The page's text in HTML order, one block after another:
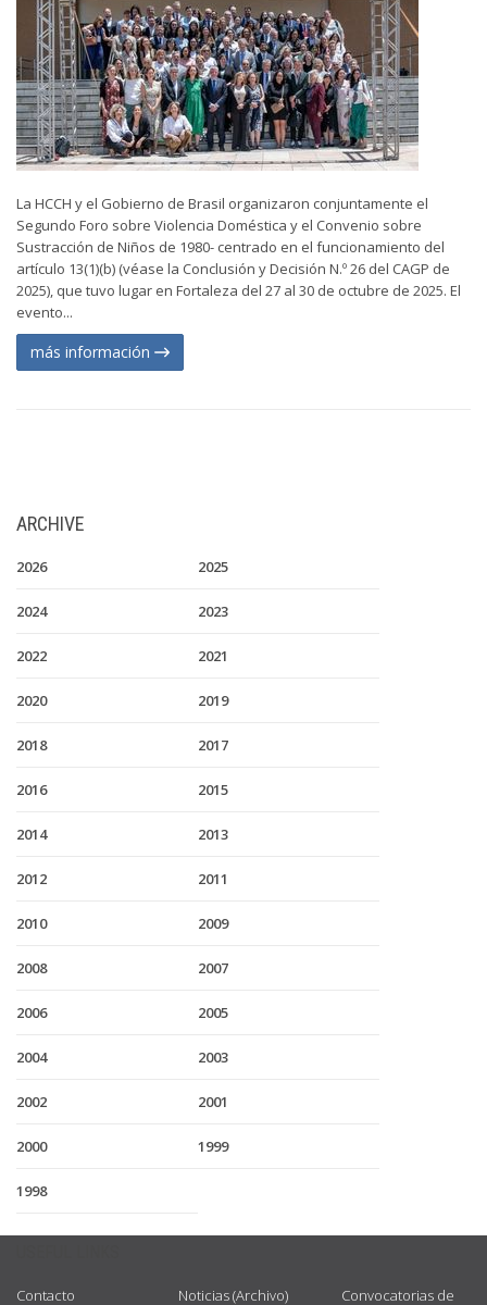
La HCCH y el Gobierno de Brasil organizaron conjuntamente el
Segundo Foro sobre Violencia Doméstica y el Convenio sobre
Sustracción de Niños de 1980- centrado en el funcionamiento del
artículo 13(1)(b) (véase la Conclusión y Decisión N.º 26 del CAGP de
2025), que tuvo lugar en Fortaleza del 27 al 30 de octubre de 2025. El
evento...
más información
ARCHIVE
2026 2025
2024 2023
2022 2021
2020 2019
2018 2017
2016 2015
2014 2013
2012 2011
2010 2009
2008 2007
2006 2005
2004 2003
2002 2001
2000 1999
1998
Contacto Noticias (Archivo) Convocatorias de